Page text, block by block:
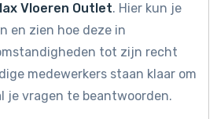
Vloeren Outlet. Hier kun je
en zien hoe deze in
tot zijn recht
medewerkers staan klaar om
je vragen te beantwoorden.